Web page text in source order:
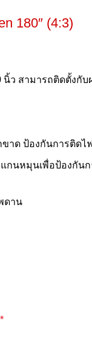
180″ (4:3)
สามารถติดตั้งกั
าด ป้องกันการติด
กนหมุนเพื่อป้องกั
ดาน
*